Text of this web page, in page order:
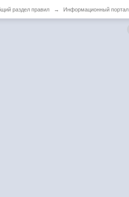
раздел правил → Информационный портал